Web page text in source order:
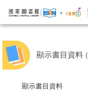
顯示書目資料 (
顯示書目資料